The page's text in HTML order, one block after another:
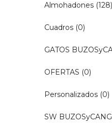
Almohadones (128)
Cuadros (0)
GATOS
OFERTAS (0)
Personalizados (0)
SW